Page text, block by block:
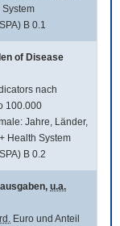
B 0.1
of Disease
nach
100.000
Jahre, Länder,
Health System
B 0.2
u.a.
Euro und Anteil